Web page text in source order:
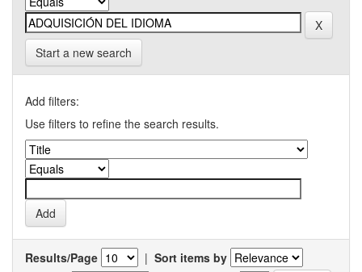
Start a new search
Add filters:
Use filters to refine the search results.
Results/Page | Sort items by